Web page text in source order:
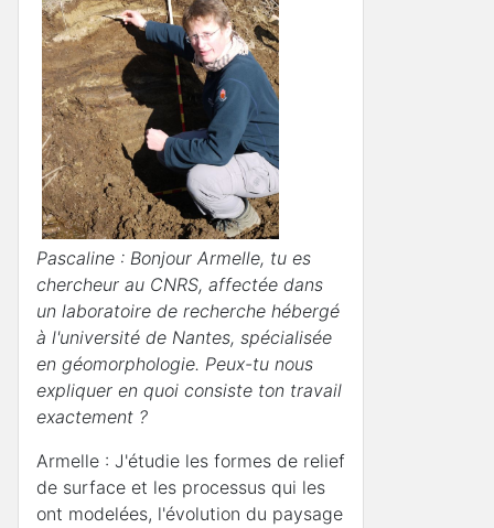
Pascaline : Bonjour Armelle, tu es
chercheur au CNRS, affectée dans
un laboratoire de recherche hébergé
à l'université de Nantes, spécialisée
en géomorphologie. Peux-tu nous
expliquer en quoi consiste ton travail
exactement ?
Armelle : J'étudie les formes de relief
de surface et les processus qui les
ont modelées, l'évolution du paysage